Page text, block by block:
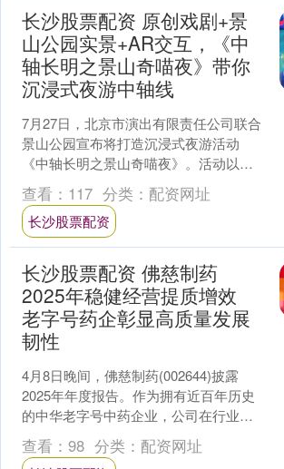
长沙股票配资 原创戏剧+景
山公园实景+AR交互，《中
轴长明之景山奇喵夜》带你
沉浸式夜游中轴线
7月27日，北京市演出有限责任公司联合
景山公园宣布将打造沉浸式夜游活动
《中轴长明之景山奇喵夜》。活动以景
山公园寿皇殿广场为核心舞台，将原创
戏剧故事、真人实景演绎....
查看： 117 分类： 配资网址
长沙股票配资
长沙股票配资 佛慈制药
2025年稳健经营提质增效
老字号药企彰显高质量发展
韧性
4月8日晚间，佛慈制药(002644)披露
2025年年度报告。作为拥有近百年历史
的中华老字号中药企业，公司在行业承
压背景下坚守中成药主业，深耕精益运
营与提质增效....
查看： 98 分类： 配资网址